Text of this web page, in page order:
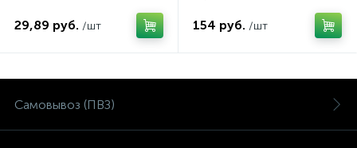
29,89 руб. /шт 154 руб. /шт
Самовывоз (ПВЗ)